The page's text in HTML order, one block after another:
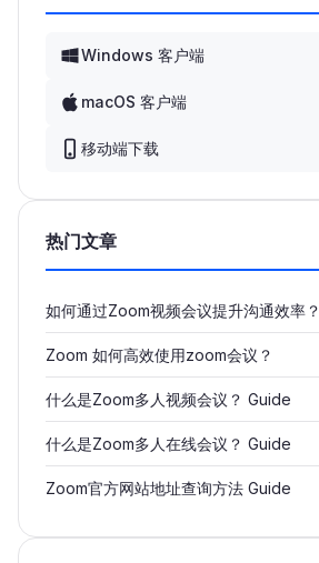
Windows 客户端
macOS 客户端
移动端下载
热门文章
如何通过Zoom视频会议提升沟通效率？
Zoom 如何高效使用zoom会议？
什么是Zoom多人视频会议？ Guide
什么是Zoom多人在线会议？ Guide
Zoom官方网站地址查询方法 Guide